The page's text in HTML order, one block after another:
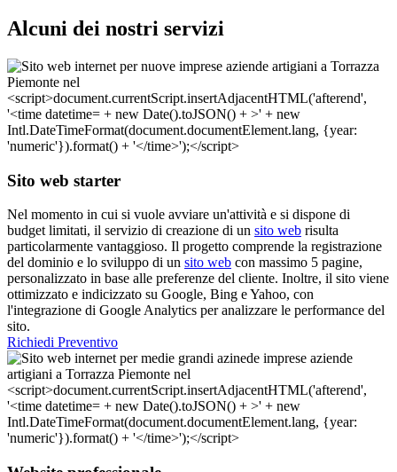
Alcuni dei nostri servizi
Sito web starter
Nel momento in cui si vuole avviare un'attività e si dispone di
budget limitati, il servizio di creazione di un sito web risulta
particolarmente vantaggioso. Il progetto comprende la registrazione
del dominio e lo sviluppo di un sito web con massimo 5 pagine,
personalizzato in base alle preferenze del cliente. Inoltre, il sito viene
ottimizzato e indicizzato su Google, Bing e Yahoo, con
l'integrazione di Google Analytics per analizzare le performance del
sito.
Richiedi Preventivo